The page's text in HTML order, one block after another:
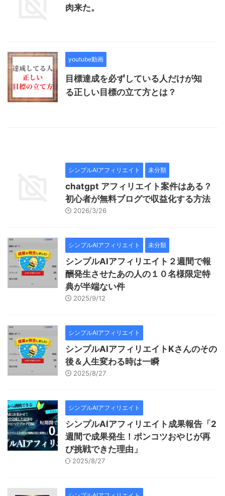
肉来た。
youtube動画
目標達成を必ずしている人だけが知
る正しい目標の立て方とは？
シンプルAIアフィリエイト 未分類
chatgpt アフィリエイト案件はある？
初心者が無料ブログで収益化する方法
2026/3/26
シンプルAIアフィリエイト 未分類
シンプルAIアフィリエイト２週間で報
酬発生させたあの人の１０名様限定特
典が半端ない件
2025/9/12
シンプルAIアフィリエイト
シンプルAIアフィリエイトKさんのその
後＆人生変わる時は一瞬
2025/8/27
シンプルAIアフィリエイト
シンプルAIアフィリエイト成果報告「2
週間で成果発生！ポンコツおやじが再
び挑戦できた理由」
2025/8/27